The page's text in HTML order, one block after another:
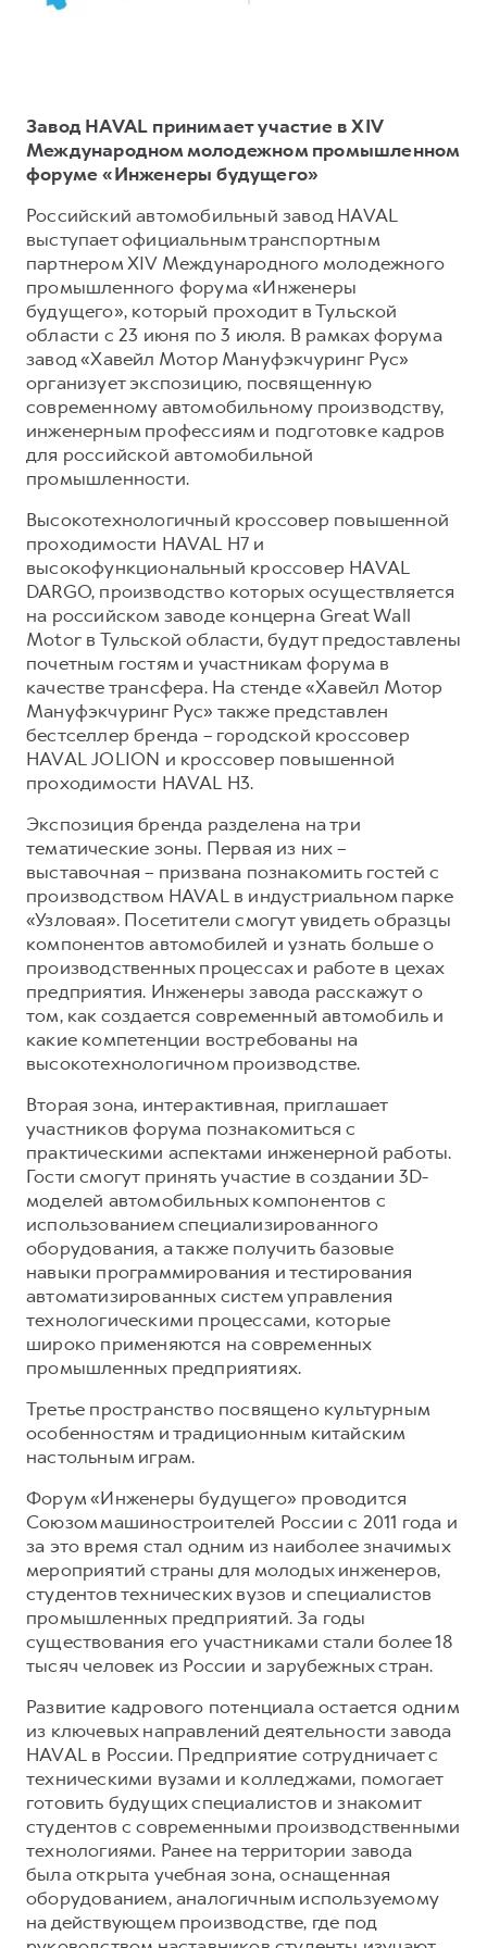
КРЕДИТ И СТРАХОВАНИЕ
Кредитный калькулятор
Страхование
Кредит
КОРПОРАТИВНЫМ КЛИЕНТАМ
Для малого бизнеса
Корпоративным клиентам
Крупным корпоративным клиентам
Система управления автопарком
Сервис для корпоративных клиентов
HAVAL Лизинг
АКСЕССУАРЫ HAVAL
Автомобильные аксессуары
Коллекция PRO
Коллекция Базовая
Коллекция Детская
Регламенты технического обслуживания
Электронный ПТС
ПОДДЕРЖКА
GWM Безопасность
Гарантия HAVAL
Мобильное приложение GWM
Программа «HAVAL Защита+»
Руководства по эксплуатации
Подписки
АКСЕССУАРЫ HAVAL
Автомобильные аксессуары
Коллекция PRO
Коллекция Базовая
Коллекция Детская
Завод HAVAL принимает участие в XIV
Международном молодежном промышленном
форуме «Инженеры будущего»
Российский автомобильный завод HAVAL
выступает официальным транспортным
партнером XIV Международного молодежного
промышленного форума «Инженеры
будущего», который проходит в Тульской
области с 23 июня по 3 июля. В рамках форума
завод «Хавейл Мотор Мануфэкчуринг Рус»
организует экспозицию, посвященную
современному автомобильному производству,
инженерным профессиям и подготовке кадров
для российской автомобильной
промышленности.
Высокотехнологичный кроссовер повышенной
проходимости HAVAL H7 и
высокофункциональный кроссовер HAVAL
DARGO, производство которых осуществляется
на российском заводе концерна Great Wall
Motor в Тульской области, будут предоставлены
почетным гостям и участникам форума в
качестве трансфера. На стенде «Хавейл Мотор
Мануфэкчуринг Рус» также представлен
бестселлер бренда – городской кроссовер
HAVAL JOLION и кроссовер повышенной
проходимости HAVAL H3.
Экспозиция бренда разделена на три
тематические зоны. Первая из них –
выставочная – призвана познакомить гостей с
производством HAVAL в индустриальном парке
«Узловая». Посетители смогут увидеть образцы
компонентов автомобилей и узнать больше о
производственных процессах и работе в цехах
предприятия. Инженеры завода расскажут о
том, как создается современный автомобиль и
какие компетенции востребованы на
высокотехнологичном производстве.
Вторая зона, интерактивная, приглашает
участников форума познакомиться с
практическими аспектами инженерной работы.
Гости смогут принять участие в создании 3D-
моделей автомобильных компонентов с
использованием специализированного
оборудования, а также получить базовые
навыки программирования и тестирования
автоматизированных систем управления
технологическими процессами, которые
широко применяются на современных
промышленных предприятиях.
Третье пространство посвящено культурным
особенностям и традиционным китайским
настольным играм.
Форум «Инженеры будущего» проводится
Союзом машиностроителей России с 2011 года и
за это время стал одним из наиболее значимых
мероприятий страны для молодых инженеров,
студентов технических вузов и специалистов
промышленных предприятий. За годы
существования его участниками стали более 18
тысяч человек из России и зарубежных стран.
Развитие кадрового потенциала остается одним
из ключевых направлений деятельности завода
HAVAL в России. Предприятие сотрудничает с
техническими вузами и колледжами, помогает
готовить будущих специалистов и знакомит
студентов с современными производственными
технологиями. Ранее на территории завода
была открыта учебная зона, оснащенная
оборудованием, аналогичным используемому
на действующем производстве, где под